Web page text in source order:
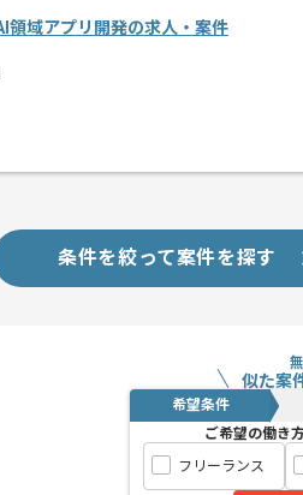
ーム開発経験を今後積んでいきたい
「長期的に様々なことを経験してみた
領域アプリ開発の求人・案件
条件を絞って案件を探す
似た案
希望条件
ご希望の働き
フリーランス